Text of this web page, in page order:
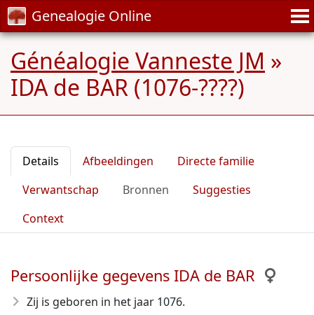
Genealogie Online
Généalogie Vanneste JM »
IDA de BAR (1076-????)
Details Afbeeldingen
Directe familie
Verwantschap
Bronnen
Suggesties
Context
Persoonlijke gegevens IDA de BAR
Zij is geboren in het jaar 1076.